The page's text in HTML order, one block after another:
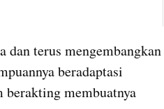
terus mengembangkan
beradaptasi
berakting membuatnya